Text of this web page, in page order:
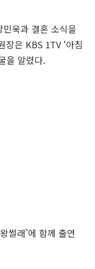
욱과 결혼 소식을
장은 KBS 1TV ‘아침
을 알렸다.
썰래’에 함께 출연